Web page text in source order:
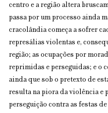
centro e a região altera
passa por um processo ainda
cracolândia começa a sofrer
represálias violentas e,
região; as ocupações por
reprimidas e perseguidas; e o
ainda que sob o pretexto de
resulta na piora da violência e
perseguição contra as festas